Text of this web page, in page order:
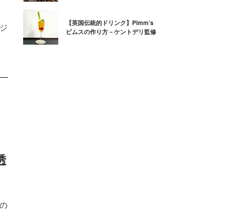
【英国伝統的ドリンク】Pimm’s
ピムスの作り方－ケントデリ監修